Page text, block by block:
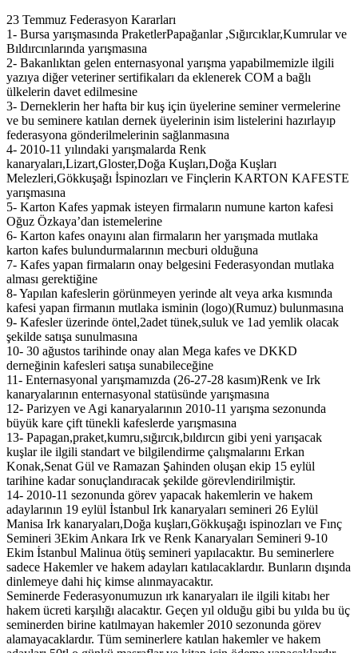
23 Temmuz Federasyon Kararları
1- Bursa yarışmasında PraketlerPapağanlar ,Sığırcıklar,Kumrular ve
Bıldırcınlarında yarışmasına
2- Bakanlıktan gelen enternasyonal yarışma yapabilmemizle ilgili
yazıya diğer veteriner sertifikaları da eklenerek COM a bağlı
ülkelerin davet edilmesine
3- Derneklerin her hafta bir kuş için üyelerine seminer vermelerine
ve bu seminere katılan dernek üyelerinin isim listelerini hazırlayıp
federasyona gönderilmelerinin sağlanmasına
4- 2010-11 yılındaki yarışmalarda Renk
kanaryaları,Lizart,Gloster,Doğa Kuşları,Doğa Kuşları
Melezleri,Gökkuşağı İspinozları ve Finçlerin KARTON KAFESTE
yarışmasına
5- Karton Kafes yapmak isteyen firmaların numune karton kafesi
Oğuz Özkaya’dan istemelerine
6- Karton kafes onayını alan firmaların her yarışmada mutlaka
karton kafes bulundurmalarının mecburi olduğuna
7- Kafes yapan firmaların onay belgesini Federasyondan mutlaka
alması gerektiğine
8- Yapılan kafeslerin görünmeyen yerinde alt veya arka kısmında
kafesi yapan firmanın mutlaka isminin (logo)(Rumuz) bulunmasına
9- Kafesler üzerinde öntel,2adet tünek,suluk ve 1ad yemlik olacak
şekilde satışa sunulmasına
10- 30 ağustos tarihinde onay alan Mega kafes ve DKKD
derneğinin kafesleri satışa sunabileceğine
11- Enternasyonal yarışmamızda (26-27-28 kasım)Renk ve Irk
kanaryalarının enternasyonal statüsünde yarışmasına
12- Parizyen ve Agi kanaryalarının 2010-11 yarışma sezonunda
büyük kare çift tünekli kafeslerde yarışmasına
13- Papagan,praket,kumru,sığırcık,bıldırcın gibi yeni yarışacak
kuşlar ile ilgili standart ve bilgilendirme çalışmalarını Erkan
Konak,Senat Gül ve Ramazan Şahinden oluşan ekip 15 eylül
tarihine kadar sonuçlandıracak şekilde görevlendirilmiştir.
14- 2010-11 sezonunda görev yapacak hakemlerin ve hakem
adaylarının 19 eylül İstanbul Irk kanaryaları semineri 26 Eylül
Manisa Irk kanaryaları,Doğa kuşları,Gökkuşağı ispinozları ve Fınç
Semineri 3Ekim Ankara Irk ve Renk Kanaryaları Semineri 9-10
Ekim İstanbul Malinua ötüş semineri yapılacaktır. Bu seminerlere
sadece Hakemler ve hakem adayları katılacaklardır. Bunların dışında
dinlemeye dahi hiç kimse alınmayacaktır.
Seminerde Federasyonumuzun ırk kanaryaları ile ilgili kitabı her
hakem ücreti karşılığı alacaktır. Geçen yıl olduğu gibi bu yılda bu üç
seminerden birine katılmayan hakemler 2010 sezonunda görev
alamayacaklardır. Tüm seminerlere katılan hakemler ve hakem